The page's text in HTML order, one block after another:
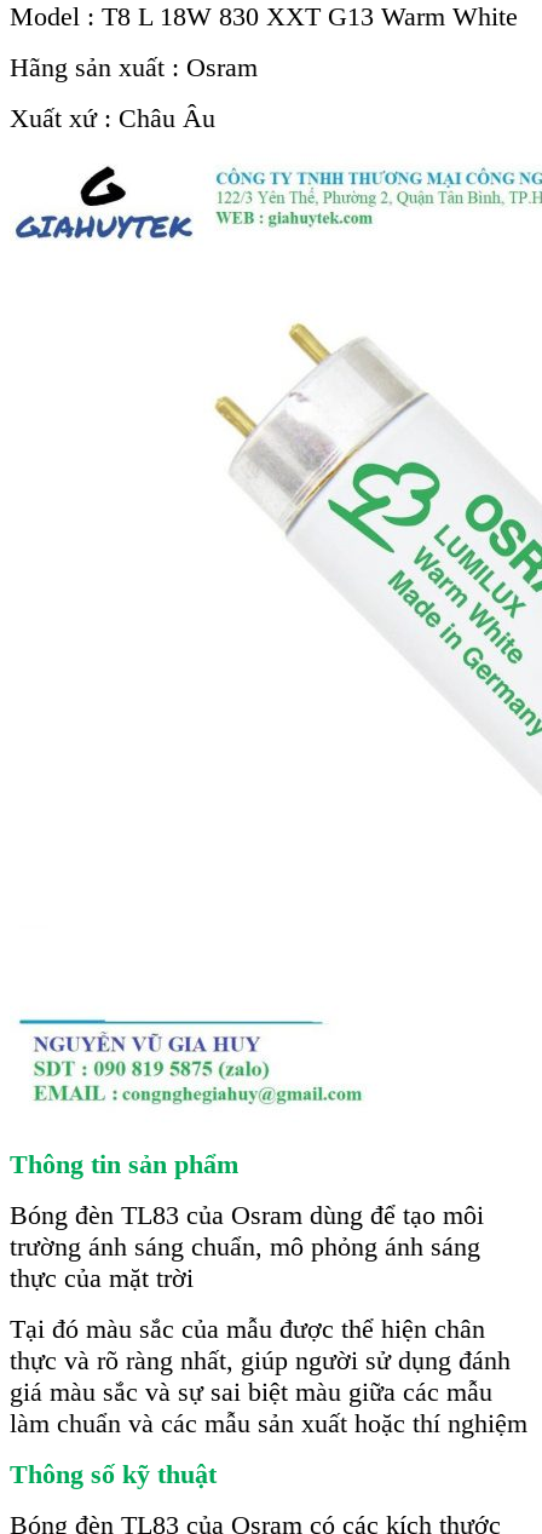
Model : T8 L 18W 830 XXT G13 Warm White
Hãng sản xuất : Osram
Xuất xứ : Châu Âu
Thông tin sản phẩm
Bóng đèn TL83 của Osram dùng để tạo môi
trường ánh sáng chuẩn, mô phỏng ánh sáng
thực của mặt trời
Tại đó màu sắc của mẫu được thể hiện chân
thực và rõ ràng nhất, giúp người sử dụng đánh
giá màu sắc và sự sai biệt màu giữa các mẫu
làm chuẩn và các mẫu sản xuất hoặc thí nghiệm
Thông số kỹ thuật
Bóng đèn TL83 của Osram có các kích thước